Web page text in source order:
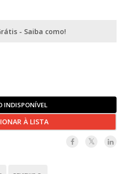
- Saiba como!
INDISPONÍVEL
À LISTA